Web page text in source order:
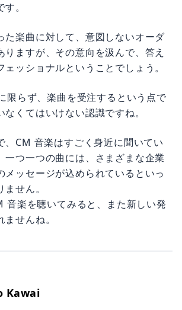
。
た楽曲に対して、意図しないオーダ
りますが、その意向を汲んで、答え
ッショナルということでしょう。
限らず、楽曲を受注するという点で
くてはいけない認識ですね。
、CM 音楽はすごく身近に聞いてい
一つ一つの曲には、さまざまな企業
メッセージが込められているといっ
せん。
音楽を聴いてみると、また新しい発
せんね。
Kawai